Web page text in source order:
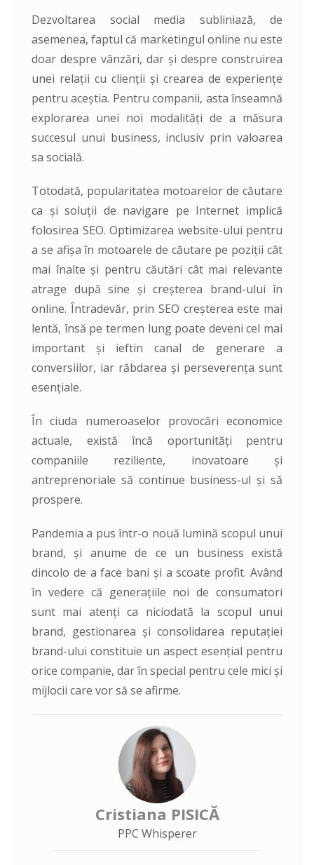
Dezvoltarea social media subliniază, de
asemenea, faptul că marketingul online nu este
doar despre vânzări, dar și despre construirea
unei relații cu clienții și crearea de experiențe
pentru aceștia. Pentru companii, asta înseamnă
explorarea unei noi modalități de a măsura
succesul unui business, inclusiv prin valoarea
sa socială.
Totodată, popularitatea motoarelor de căutare
ca și soluții de navigare pe Internet implică
folosirea SEO. Optimizarea website-ului pentru
a se afișa în motoarele de căutare pe poziții cât
mai înalte și pentru căutări cât mai relevante
atrage după sine și creșterea brand-ului în
online. Întradevăr, prin SEO creșterea este mai
lentă, însă pe termen lung poate deveni cel mai
important și ieftin canal de generare a
conversiilor, iar răbdarea și perseverența sunt
esențiale.
În ciuda numeroaselor provocări economice
actuale, există încă oportunități pentru
companiile reziliente, inovatoare și
antreprenoriale să continue business-ul și să
prospere.
Pandemia a pus într-o nouă lumină scopul unui
brand, și anume de ce un business există
dincolo de a face bani și a scoate profit. Având
în vedere că generațiile noi de consumatori
sunt mai atenți ca niciodată la scopul unui
brand, gestionarea și consolidarea reputației
brand-ului constituie un aspect esențial pentru
orice companie, dar în special pentru cele mici și
mijlocii care vor să se afirme.
Cristiana PISICĂ
PPC Whisperer